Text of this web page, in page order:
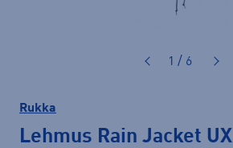
1 / 6
Rukka
Lehmus Rain Jacket UX